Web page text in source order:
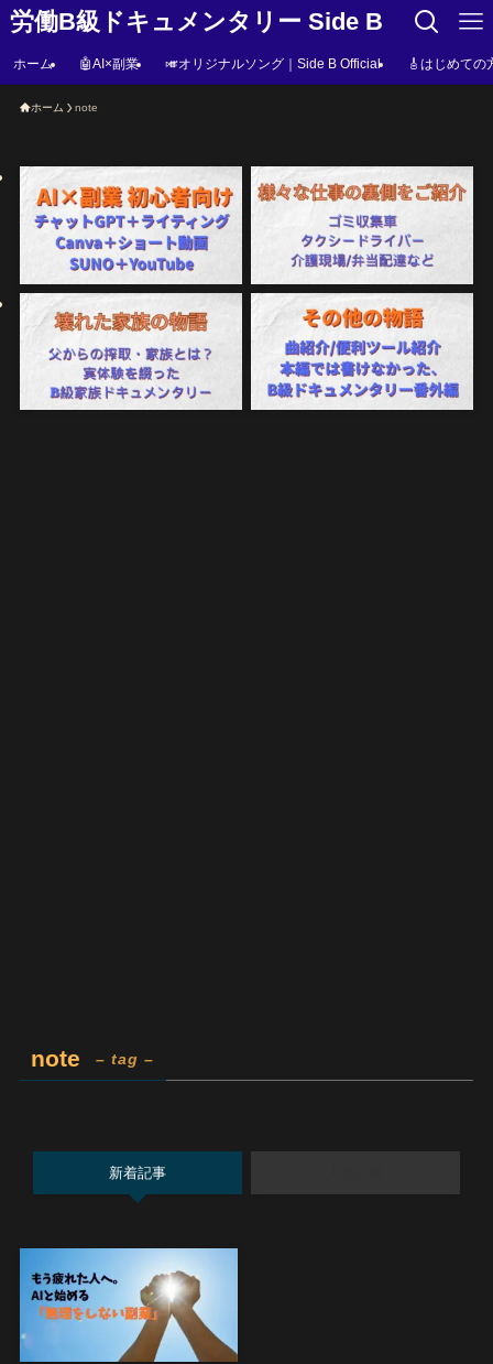
労働B級ドキュメンタリー Side B
ホーム 🤖AI×副業 🎺オリジナルソング｜Side B Official 🎸はじめての
ホーム note
note – tag –
新着記事